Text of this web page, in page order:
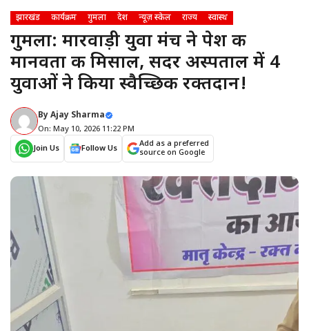
झारखंड कार्यक्रम गुमला देश न्यूज़ स्केल राज्य स्वास्थ
गुमला: मारवाड़ी युवा मंच ने पेश की
मानवता की मिसाल, सदर अस्पताल में 4
युवाओं ने किया स्वैच्छिक रक्तदान!
ByAjay Sharma
On: May 10, 2026 11:22 PM
Join Us
Follow Us
Add as a preferred
source on Google